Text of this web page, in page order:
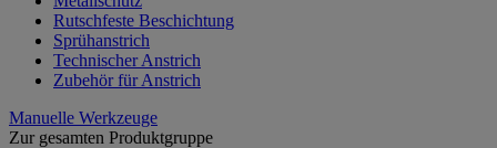
Rutschfeste Beschichtung
Sprühanstrich
Technischer Anstrich
Zubehör für Anstrich
Manuelle Werkzeuge
Zur gesamten Produktgruppe